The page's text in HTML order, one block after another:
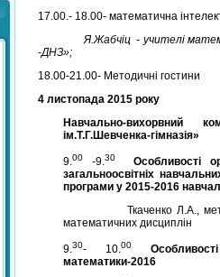
17.00.- 18.00- математична
Я.Жабчіц - учителі
-ДНЗ»;
18.00-21.00- Методичні гостини
4 листопада 2015 року
Навчально-вихорвний
ім.Т.Г.Шевченка-гімназія»
9.00 -9.30
Особливості
загальноосвітніх
програми у 2015-2016
Ткаченко Л.А., методист
математичних дисциплін
9.30- 10.00
математики-2016